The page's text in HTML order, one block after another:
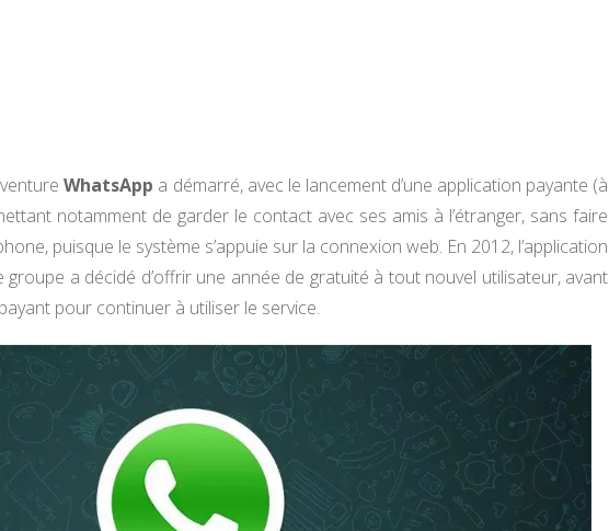
WhatsApp a démarré, avec le lancement d’une application payante (à
notamment de garder le contact avec ses amis à l’étranger, sans faire
puisque le système s’appuie sur la connexion web. En 2012, l’application
groupe a décidé d’offrir une année de gratuité à tout nouvel utilisateur, avant
pour continuer à utiliser le service.